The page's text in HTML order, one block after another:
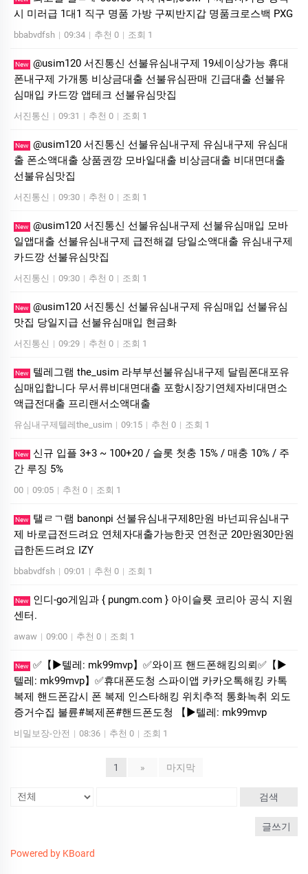
시 미러급 1대1 직구 명품 가방 구찌반지갑 명품크로스백 PXG
bbabvdfsh | 09:34 | 추천 0 | 조회 1
New @usim120 서진통신 선불유심내구제 19세이상가능 휴대
폰내구제 가개통 비상금대출 선불유심판매 긴급대출 선불유
심매입 카드깡 앱테크 선불유심맛집
서진통신 | 09:31 | 추천 0 | 조회 1
New @usim120 서진통신 선불유심내구제 유심내구제 유심대
출 폰소액대출 상품권깡 모바일대출 비상금대출 비대면대출
선불유심맛집
서진통신 | 09:30 | 추천 0 | 조회 1
New @usim120 서진통신 선불유심내구제 선불유심매입 모바
일앱대출 선불유심내구제 급전해결 당일소액대출 유심내구제
카드깡 선불유심맛집
서진통신 | 09:30 | 추천 0 | 조회 1
New @usim120 서진통신 선불유심내구제 유심매입 선불유심
맛집 당일지급 선불유심매입 현금화
서진통신 | 09:29 | 추천 0 | 조회 1
New
텔레그램 the_usim 라부부선불유심내구제 달림폰대포유
심매입합니다 무서류비대면대출 포항시장기연체자비대면소
액급전대출 프리랜서소액대출
유심내구제텔레the_usim | 09:15 | 추천 0 | 조회 1
New
신규 입플 3+3 ~ 100+20 / 슬롯 첫충 15% / 매충 10% / 주
간 루징 5%
00 | 09:05 | 추천 0 | 조회 1
New
탤ㄹㄱ램 banonpi 선불유심내구제8만원 바넌피유심내구
제 바로급전드려요 연체자대출가능한곳 연천군 20만원30만원
급한돈드려요 IZY
bbabvdfsh | 09:01 | 추천 0 | 조회 1
New
인디-go게임과 { pungm.com } 아이슬룟 코리아 공식 지원
센터.
awaw | 09:00 | 추천 0 | 조회 1
New ✅【▶텔레: mk99mvp】✅와이프 핸드폰해킹의뢰✅【▶
텔레: mk99mvp】✅휴대폰도청 스파이앱 카카오톡해킹 카톡
복제 핸드폰감시 폰 복제 인스타해킹 위치추적 통화녹취 외도
증거수집 불륜#복제폰#핸드폰도청 【▶텔레: mk99mvp
비밀보장-안전 | 08:36 | 추천 0 | 조회 1
1 » 마지막
검색
글쓰기
Powered by KBoard